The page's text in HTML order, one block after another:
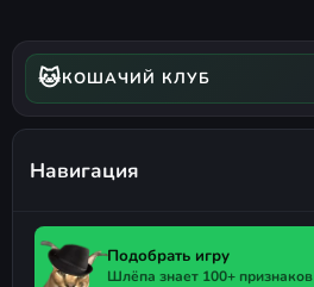
🐱КОШАЧИЙ КЛУБ
Навигация
Подобрать игру
Шлёпа знает 100+ признаков